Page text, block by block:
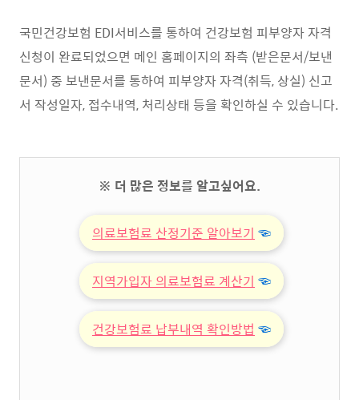
국민건강보험 EDI서비스를 통하여 건강보험 피부양자 자격
신청이 완료되었으면 메인 홈페이지의 좌측 (받은문서/보낸
문서) 중 보낸문서를 통하여 피부양자 자격(취득, 상실) 신고
서 작성일자, 접수내역, 처리상태 등을 확인하실 수 있습니다.
※ 더 많은 정보를 알고싶어요.
의료보험료 산정기준 알아보기 ☜
지역가입자 의료보험료 계산기 ☜
건강보험료 납부내역 확인방법 ☜